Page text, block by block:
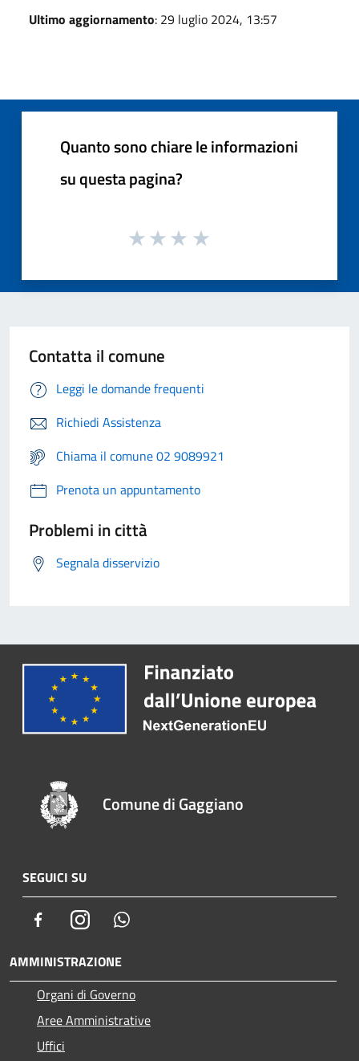
Ultimo aggiornamento: 29 luglio 2024, 13:57
Quanto sono chiare le informazioni
su questa pagina?
Contatta il comune
Leggi le domande frequenti
Richiedi Assistenza
Chiama il comune 02 9089921
Prenota un appuntamento
Problemi in città
Segnala disservizio
Comune di Gaggiano
SEGUICI SU
FacebookInstagram
AMMINISTRAZIONE
Organi di Governo
Aree Amministrative
Uffici